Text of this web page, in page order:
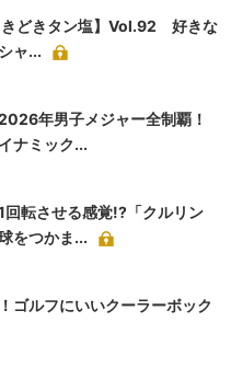
きどきタン塩】Vol.92 好きな
ャ...
年男子メジャー全制覇！
ナミック...
回転させる感覚!?「クルリン
をつかま...
ゴルフにいいクーラーボック